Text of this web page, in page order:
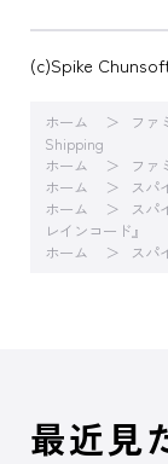
(c)Spike
ホーム ファ
Shipping
ホーム
ファ
ホーム
スパ
ホーム
スパ
レインコード』
ホーム
スパ
最近見